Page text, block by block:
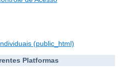
(public_html)
Platformas